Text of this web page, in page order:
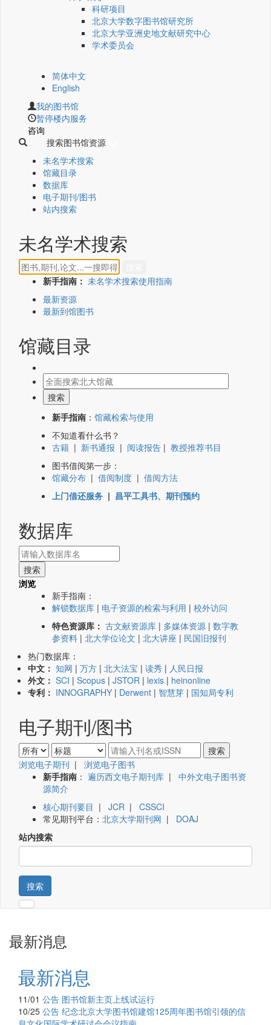
科研项目
北京大学数字图书馆研究所
北京大学亚洲史地文献研究中心
学术委员会
简体中文
English
我的图书馆
暂停楼内服务
咨询
搜索图书馆资源
未名学术搜索
馆藏目录
数据库
电子期刊/图书
站内搜索
未名学术搜索
新手指南： 未名学术搜索使用指南
最新资源
最新到馆图书
馆藏目录
新手指南 ： 馆藏检索与使用
不知道看什么书？
古籍 | 新书通报 | 阅读报告 | 教授推荐书目
图书借阅第一步：
馆藏分布 | 借阅制度 | 借阅方法
上门借还服务 | 昌平工具书、期刊预约
数据库
浏览
新手指南：
解锁数据库 | 电子资源的检索与利用 | 校外访问
特色资源库： 古文献资源库 | 多媒体资源 | 数字教
参资料 | 北大学位论文 | 北大讲座 | 民国旧报刊
热门数据库：
中文： 知网 | 万方 | 北大法宝 | 读秀 | 人民日报
外文： SCI | Scopus | JSTOR | lexis | heinonline
专利： INNOGRAPHY | Derwent | 智慧芽 | 国知局专利
电子期刊/图书
浏览电子期刊 | 浏览电子图书
新手指南 ： 遍历西文电子期刊库 | 中外文电子图书资
源简介
核心期刊要目 | JCR | CSSCI
常见期刊平台： 北京大学期刊网 | DOAJ
站内搜索
搜索
最新消息
最新消息
11/01 公告 图书馆新主页上线试运行
10/25 公告 纪念北京大学图书馆建馆125周年图书馆引领的信